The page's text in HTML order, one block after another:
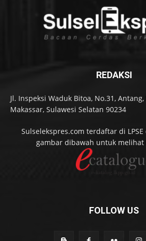
REDAKSI
Jl. Inspeksi Waduk Bitoa, No.31,
Makassar, Sulawesi Selatan 90234
Sulselekspres.com terdaftar di
gambar dibawah untuk melihat
FOLLOW US